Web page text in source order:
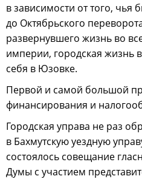
в зависимости от того, чья
до Октябрьского
развернувшего жизнь во
империи, городская жизнь
себя в Юзовке.
Первой и самой большой
финансирования и
Городская управа не раз
в Бахмутскую уездную
состоялось совещание
Думы с участием